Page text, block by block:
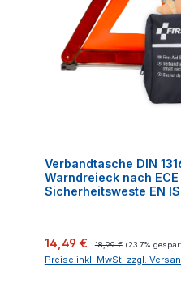
Verbandtasche DIN
Warndreieck nach ECE
Sicherheitsweste EN
Verkaufspreis:
14,49 € 18,99 € (23.7%
Preise inkl. MwSt. zzgl.